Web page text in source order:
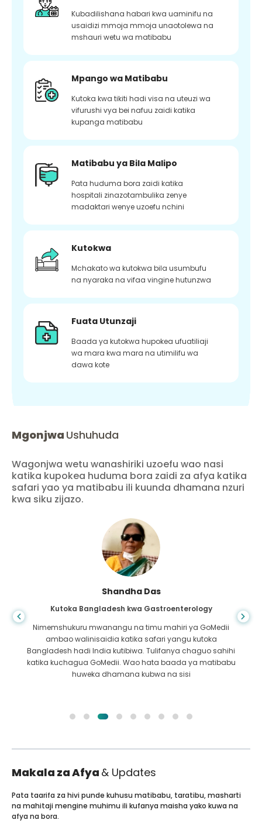
Kubadilishana habari kwa uaminifu na
usaidizi mmoja mmoja unaotolewa na
mshauri wetu wa matibabu
Mpango wa Matibabu
Kutoka kwa tikiti hadi visa na uteuzi wa
vifurushi vya bei nafuu zaidi katika
kupanga matibabu
Matibabu ya Bila Malipo
Pata huduma bora zaidi katika
hospitali zinazotambulika zenye
madaktari wenye uzoefu nchini
Kutokwa
Mchakato wa kutokwa bila usumbufu
na nyaraka na vifaa vingine hutunzwa
Fuata Utunzaji
Baada ya kutokwa hupokea ufuatiliaji
wa mara kwa mara na utimilifu wa
dawa kote
Mgonjwa Ushuhuda
Wagonjwa wetu wanashiriki uzoefu wao nasi
katika kupokea huduma bora zaidi za afya katika
safari yao ya matibabu ili kuunda dhamana nzuri
kwa siku zijazo.
Shandha Das
Kutoka Bangladesh kwa Gastroenterology
Nimemshukuru mwanangu na timu mahiri ya GoMedii
ambao walinisaidia katika safari yangu kutoka
Bangladesh hadi India kutibiwa. Tulifanya chaguo sahihi
katika kuchagua GoMedii. Wao hata baada ya matibabu
huweka dhamana kubwa na sisi
Makala za Afya & Updates
Pata taarifa za hivi punde kuhusu matibabu, taratibu, masharti
na mahitaji mengine muhimu ili kufanya maisha yako kuwa na
afya na bora.